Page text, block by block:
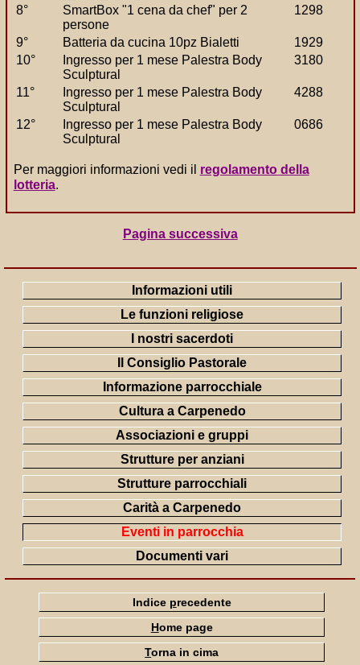
8°
SmartBox "1 cena da chef" per 2
persone
1298
9° Batteria da cucina 10pz Bialetti
1929
10°
Ingresso per 1 mese Palestra Body
Sculptural
3180
11°
Ingresso per 1 mese Palestra Body
Sculptural
4288
12°
Ingresso per 1 mese Palestra Body
Sculptural
0686
Per maggiori informazioni vedi il regolamento della
lotteria.
Pagina successiva
Informazioni utili
Le funzioni religiose
I nostri sacerdoti
Il Consiglio Pastorale
Informazione parrocchiale
Cultura a Carpenedo
Associazioni e gruppi
Strutture per anziani
Strutture parrocchiali
Carità a Carpenedo
Eventi in parrocchia
Documenti vari
Indice precedente
Home page
Torna in cima